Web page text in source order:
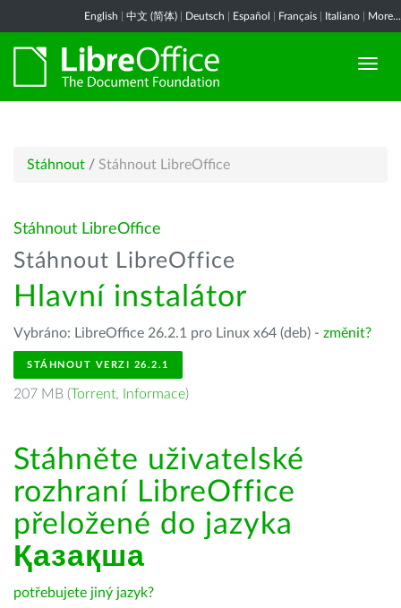
English 中文 (简体) Deutsch Español Français Italiano More...
Stáhnout / Stáhnout LibreOffice
Stáhnout LibreOffice
Stáhnout LibreOffice
Hlavní instalátor
Vybráno: LibreOffice 26.2.1 pro Linux x64 (deb) - změnit?
STÁHNOUT VERZI 26.2.1
207 MB (Torrent, Informace)
Stáhněte uživatelské
rozhraní LibreOffice
přeložené do jazyka
Қазақша
potřebujete jiný jazyk?